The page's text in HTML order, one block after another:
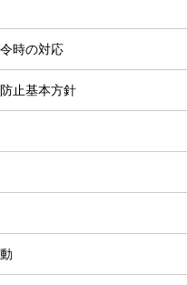
時の対応
止基本方針